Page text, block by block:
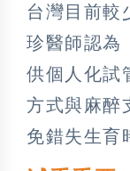
台灣目前較
珍醫師認為
供個人化試
方式與麻醉
免錯失生育